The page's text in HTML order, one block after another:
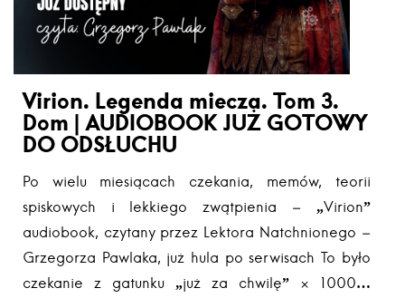
Virion. Legenda miecza. Tom 3.
Dom | AUDIOBOOK JUŻ GOTOWY
DO ODSŁUCHU
Po wielu miesiącach czekania, memów, teorii
spiskowych i lekkiego zwątpienia – „Virion”
audiobook, czytany przez Lektora Natchnionego –
Grzegorza Pawlaka, już hula po serwisach To było
czekanie z gatunku „już za chwilę” × 1000…